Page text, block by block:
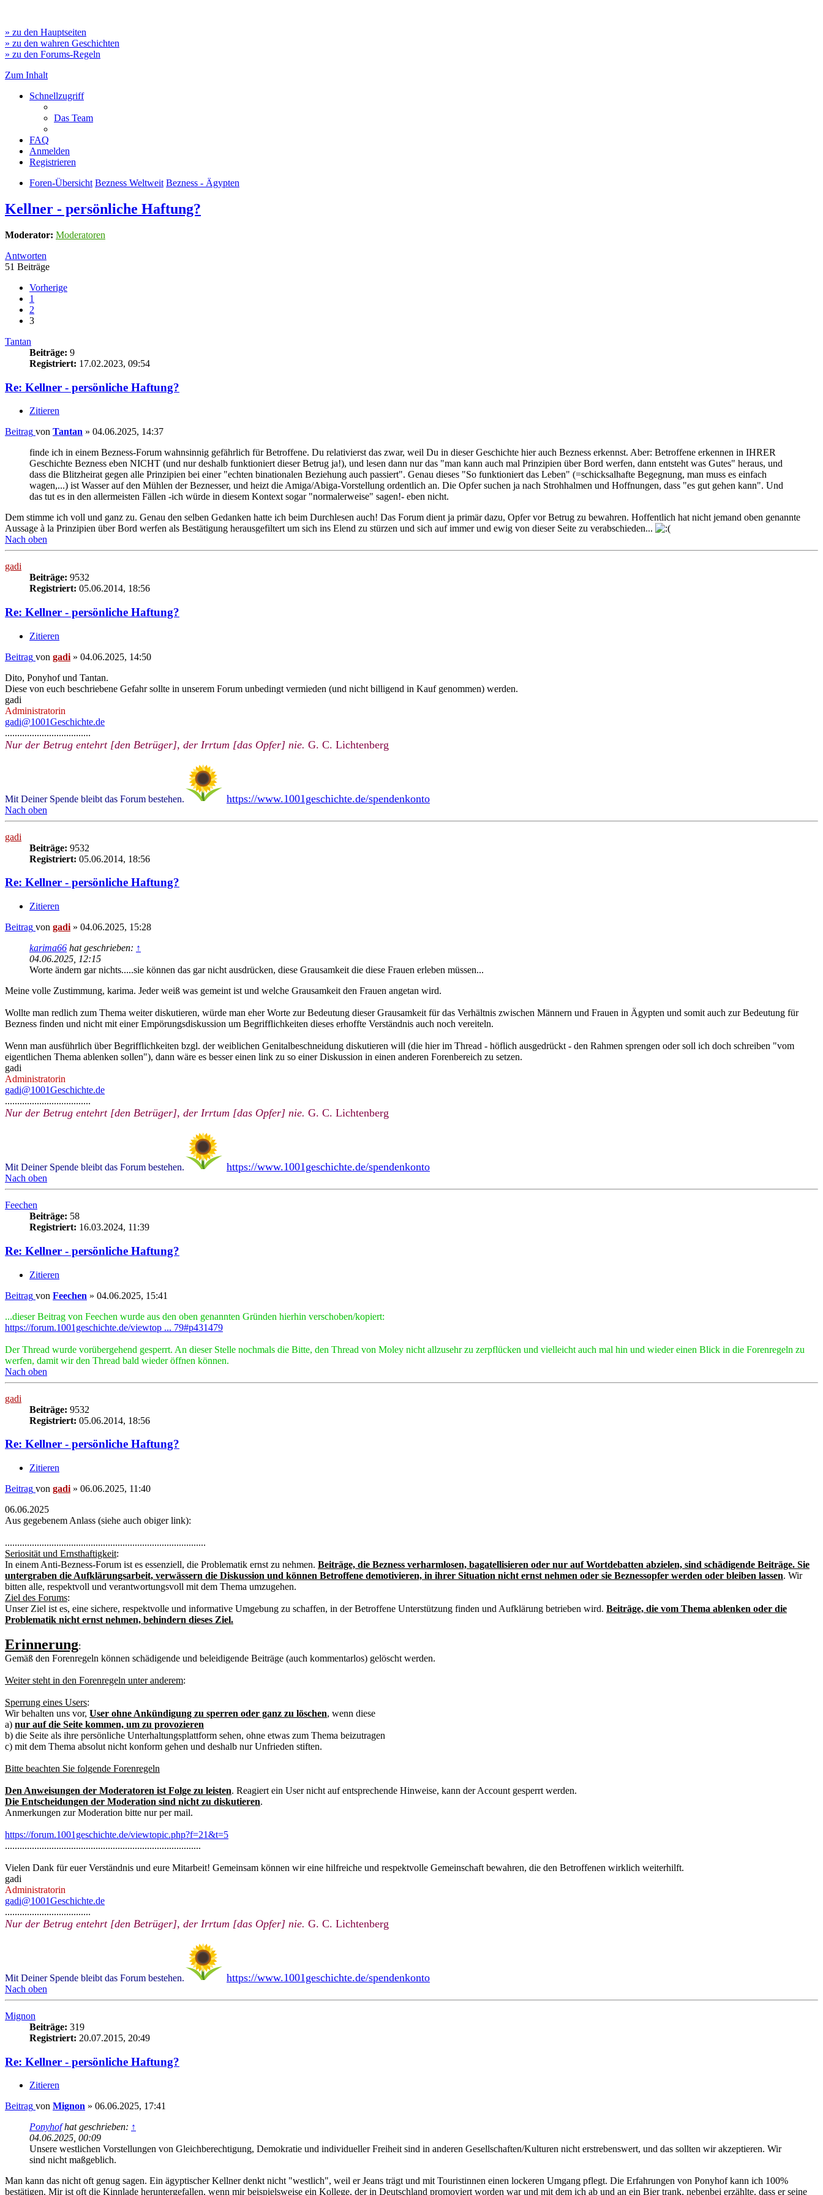
» zu den Hauptseiten
» zu den wahren Geschichten
» zu den Forums-Regeln
Zum Inhalt
Schnellzugriff
Das Team
FAQ
Anmelden
Registrieren
Foren-Übersicht Bezness Weltweit Bezness - Ägypten
Kellner - persönliche Haftung?
Moderator: Moderatoren
Antworten
51 Beiträge
Vorherige
1
2
3
Tantan
Beiträge: 9
Registriert: 17.02.2023, 09:54
Re: Kellner - persönliche Haftung?
Zitieren
Beitrag von Tantan » 04.06.2025, 14:37
finde ich in einem Bezness-Forum wahnsinnig gefährlich für Betroffene. Du relativierst das zwar, weil Du in dieser Geschichte hier auch Bezness erkennst. Aber: Betroffene erkennen in IHRER
Geschichte Bezness eben NICHT (und nur deshalb funktioniert dieser Betrug ja!), und lesen dann nur das "man kann auch mal Prinzipien über Bord werfen, dann entsteht was Gutes" heraus, und
dass die Blitzheirat gegen alle Prinzipien bei einer "echten binationalen Beziehung auch passiert". Genau dieses "So funktioniert das Leben" (=schicksalhafte Begegnung, man muss es einfach
wagen,...) ist Wasser auf den Mühlen der Beznesser, und heizt die Amiga/Abiga-Vorstellung ordentlich an. Die Opfer suchen ja nach Strohhalmen und Hoffnungen, dass "es gut gehen kann". Und
das tut es in den allermeisten Fällen -ich würde in diesem Kontext sogar "normalerweise" sagen!- eben nicht.
Dem stimme ich voll und ganz zu. Genau den selben Gedanken hatte ich beim Durchlesen auch! Das Forum dient ja primär dazu, Opfer vor Betrug zu bewahren. Hoffentlich hat nicht jemand oben genannte
Aussage à la Prinzipien über Bord werfen als Bestätigung herausgefiltert um sich ins Elend zu stürzen und sich auf immer und ewig von dieser Seite zu verabschieden...
Nach oben
gadi
Beiträge: 9532
Registriert: 05.06.2014, 18:56
Re: Kellner - persönliche Haftung?
Zitieren
Beitrag von gadi » 04.06.2025, 14:50
Dito, Ponyhof und Tantan.
Diese von euch beschriebene Gefahr sollte in unserem Forum unbedingt vermieden (und nicht billigend in Kauf genommen) werden.
gadi
Administratorin
gadi@1001Geschichte.de
...................................
Nur der Betrug entehrt [den Betrüger], der Irrtum [das Opfer] nie. G. C. Lichtenberg
Mit Deiner Spende bleibt das Forum bestehen. https://www.1001geschichte.de/spendenkonto
Nach oben
gadi
Beiträge: 9532
Registriert: 05.06.2014, 18:56
Re: Kellner - persönliche Haftung?
Zitieren
Beitrag von gadi » 04.06.2025, 15:28
karima66 hat geschrieben: ↑
04.06.2025, 12:15
Worte ändern gar nichts.....sie können das gar nicht ausdrücken, diese Grausamkeit die diese Frauen erleben müssen...
Meine volle Zustimmung, karima. Jeder weiß was gemeint ist und welche Grausamkeit den Frauen angetan wird.
Wollte man redlich zum Thema weiter diskutieren, würde man eher Worte zur Bedeutung dieser Grausamkeit für das Verhältnis zwischen Männern und Frauen in Ägypten und somit auch zur Bedeutung für
Bezness finden und nicht mit einer Empörungsdiskussion um Begrifflichkeiten dieses erhoffte Verständnis auch noch vereiteln.
Wenn man ausführlich über Begrifflichkeiten bzgl. der weiblichen Genitalbeschneidung diskutieren will (die hier im Thread - höflich ausgedrückt - den Rahmen sprengen oder soll ich doch schreiben "vom
eigentlichen Thema ablenken sollen"), dann wäre es besser einen link zu so einer Diskussion in einen anderen Forenbereich zu setzen.
gadi
Administratorin
gadi@1001Geschichte.de
...................................
Nur der Betrug entehrt [den Betrüger], der Irrtum [das Opfer] nie. G. C. Lichtenberg
Mit Deiner Spende bleibt das Forum bestehen. https://www.1001geschichte.de/spendenkonto
Nach oben
Feechen
Beiträge: 58
Registriert: 16.03.2024, 11:39
Re: Kellner - persönliche Haftung?
Zitieren
Beitrag von Feechen » 04.06.2025, 15:41
...dieser Beitrag von Feechen wurde aus den oben genannten Gründen hierhin verschoben/kopiert:
https://forum.1001geschichte.de/viewtop ... 79#p431479
Der Thread wurde vorübergehend gesperrt. An dieser Stelle nochmals die Bitte, den Thread von Moley nicht allzusehr zu zerpflücken und vielleicht auch mal hin und wieder einen Blick in die Forenregeln zu
werfen, damit wir den Thread bald wieder öffnen können.
Nach oben
gadi
Beiträge: 9532
Registriert: 05.06.2014, 18:56
Re: Kellner - persönliche Haftung?
Zitieren
Beitrag von gadi » 06.06.2025, 11:40
06.06.2025
Aus gegebenem Anlass (siehe auch obiger link):
..................................................................................
Seriosität und Ernsthaftigkeit:
In einem Anti-Bezness-Forum ist es essenziell, die Problematik ernst zu nehmen. Beiträge, die Bezness verharmlosen, bagatellisieren oder nur auf Wortdebatten abzielen, sind schädigende Beiträge. Sie
untergraben die Aufklärungsarbeit, verwässern die Diskussion und können Betroffene demotivieren, in ihrer Situation nicht ernst nehmen oder sie Beznessopfer werden oder bleiben lassen. Wir
bitten alle, respektvoll und verantwortungsvoll mit dem Thema umzugehen.
Ziel des Forums:
Unser Ziel ist es, eine sichere, respektvolle und informative Umgebung zu schaffen, in der Betroffene Unterstützung finden und Aufklärung betrieben wird. Beiträge, die vom Thema ablenken oder die
Problematik nicht ernst nehmen, behindern dieses Ziel.
Erinnerung:
Gemäß den Forenregeln können schädigende und beleidigende Beiträge (auch kommentarlos) gelöscht werden.
Weiter steht in den Forenregeln unter anderem:
Sperrung eines Users:
Wir behalten uns vor, User ohne Ankündigung zu sperren oder ganz zu löschen, wenn diese
a) nur auf die Seite kommen, um zu provozieren
b) die Seite als ihre persönliche Unterhaltungsplattform sehen, ohne etwas zum Thema beizutragen
c) mit dem Thema absolut nicht konform gehen und deshalb nur Unfrieden stiften.
Bitte beachten Sie folgende Forenregeln
Den Anweisungen der Moderatoren ist Folge zu leisten. Reagiert ein User nicht auf entsprechende Hinweise, kann der Account gesperrt werden.
Die Entscheidungen der Moderation sind nicht zu diskutieren.
Anmerkungen zur Moderation bitte nur per mail.
https://forum.1001geschichte.de/viewtopic.php?f=21&t=5
................................................................................
Vielen Dank für euer Verständnis und eure Mitarbeit! Gemeinsam können wir eine hilfreiche und respektvolle Gemeinschaft bewahren, die den Betroffenen wirklich weiterhilft.
gadi
Administratorin
gadi@1001Geschichte.de
...................................
Nur der Betrug entehrt [den Betrüger], der Irrtum [das Opfer] nie. G. C. Lichtenberg
Mit Deiner Spende bleibt das Forum bestehen. https://www.1001geschichte.de/spendenkonto
Nach oben
Mignon
Beiträge: 319
Registriert: 20.07.2015, 20:49
Re: Kellner - persönliche Haftung?
Zitieren
Beitrag von Mignon » 06.06.2025, 17:41
Ponyhofhat geschrieben: ↑
04.06.2025, 00:09
Unsere westlichen Vorstellungen von Gleichberechtigung, Demokratie und individueller Freiheit sind in anderen Gesellschaften/Kulturen nicht erstrebenswert, und das sollten wir akzeptieren. Wir
sind nicht maßgeblich.
Man kann das nicht oft genug sagen. Ein ägyptischer Kellner denkt nicht "westlich", weil er Jeans trägt und mit Touristinnen einen lockeren Umgang pflegt. Die Erfahrungen von Ponyhof kann ich 100%
bestätigen. Mir ist oft die Kinnlade heruntergefallen, wenn mir beispielsweise ein Kollege, der in Deutschland promoviert worden war und mit dem ich ab und an ein Bier trank, nebenbei erzählte, dass er seine